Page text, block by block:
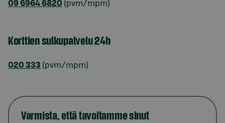
09 6964 6820 (pvm/mpm)
Korttien sulkupalvelu 24h
020 333 (pvm/mpm)
Varmista, että tavoitamme sinut